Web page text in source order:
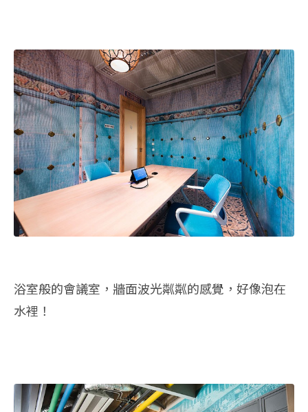
浴室般的會議室，牆面波光粼粼的感覺，好像泡在
水裡！